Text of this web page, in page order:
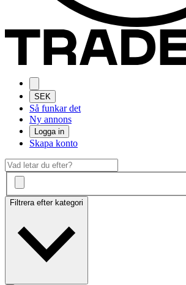
SEK
Så funkar det
Ny annons
Logga in
Skapa konto
Filtrera efter kategori